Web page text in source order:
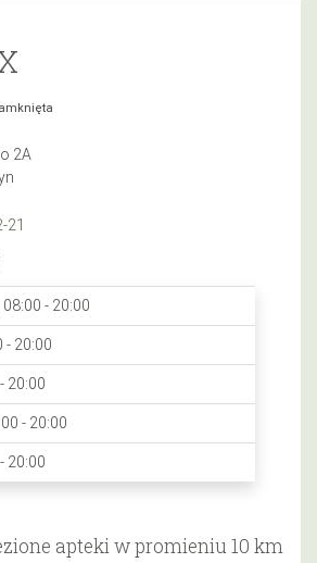
2A
21
08:00 - 20:00
- 20:00
20:00
- 20:00
20:00
apteki w promieniu 10 km